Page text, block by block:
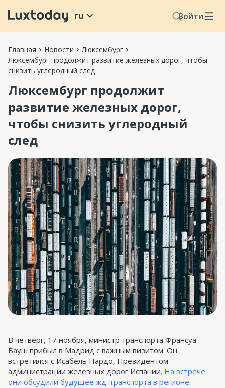
Войти
ru
Главная Новости
Люксембург
Люксембург продолжит развитие железных дорог, чтобы
снизить углеродный след
Люксембург продолжит
развитие железных дорог,
чтобы снизить углеродный
след
В четверг, 17 ноября, министр транспорта Франсуа
Бауш прибыл в Мадрид с важным визитом. Он
встретился с Исабель Пардо, Президентом
администрации железных дорог Испании. На встрече
они обсудили будущее жд-транспорта в регионе.